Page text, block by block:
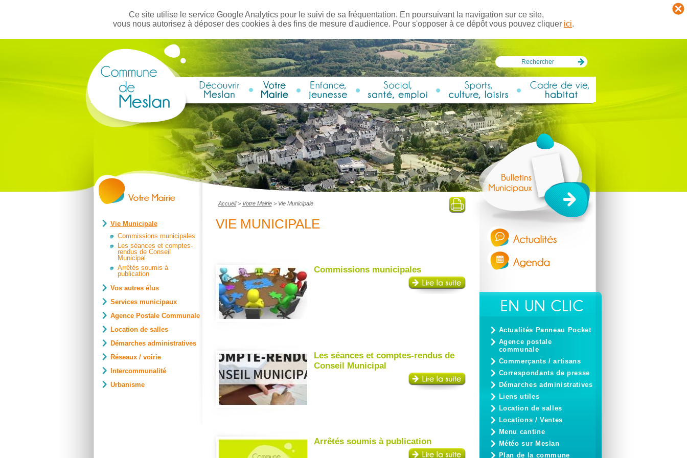
Ce site utilise le service Google Analytics pour le suivi de sa fréquentation. En poursuivant la navigation sur ce site,
vous nous autorisez à déposer des cookies à des fins de mesure d'audience. Pour s'opposer à ce dépôt vous pouvez cliquer ici.
Vie Municipale
Commissions municipales
Les séances et comptes-
rendus de Conseil
Municipal
Arrêtés soumis à
publication
Vos autres élus
Services municipaux
Agence Postale Communale
Location de salles
Démarches administratives
Réseaux / voirie
Intercommunalité
Urbanisme
Accueil> Votre Mairie> Vie Municipale
VIE MUNICIPALE
Commissions municipales
Les séances et comptes-rendus de
Conseil Municipal
Arrêtés soumis à publication
Actualités Panneau Pocket
Agence postale
communale
Commerçants / artisans
Correspondants de presse
Démarches administratives
Liens utiles
Location de salles
Locations / Ventes
Menu cantine
Météo sur Meslan
Plan de la commune